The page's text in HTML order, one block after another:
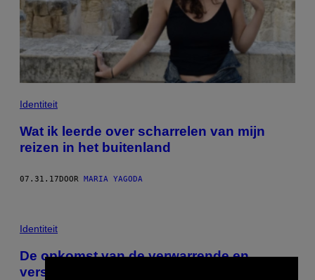
Identiteit
Wat ik leerde over scharrelen van mijn
reizen in het buitenland
07.31.17DOOR MARIA YAGODA
Identiteit
De opkomst van de verwarrende en
verschrikkelijke several-night-stand